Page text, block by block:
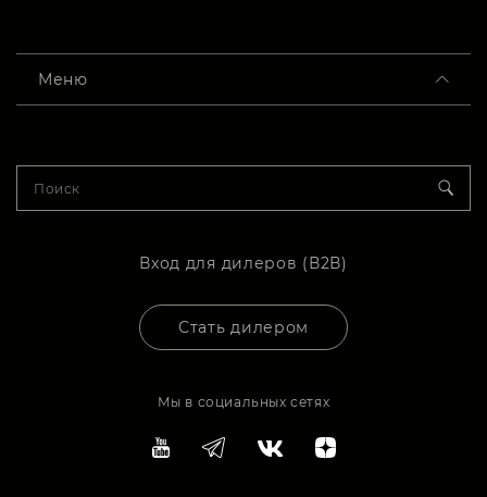
Меню
Вход для дилеров (В2В)
Стать дилером
Мы в социальных сетях